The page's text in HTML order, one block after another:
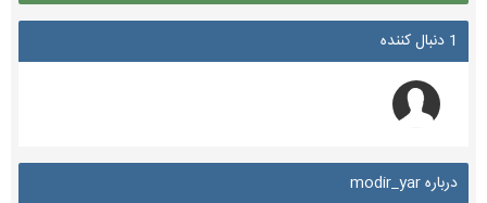
1 دنبال کننده
درباره modir_yar